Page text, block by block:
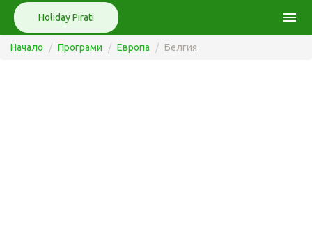
Holiday Pirati menu
Начало Програми Европа Белгия